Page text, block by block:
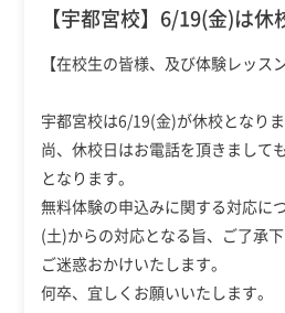
【宇都宮校】6/19(金)は休
【在校生の皆様、及び体験レッス
宇都宮校は6/19(金)が休校となりま
尚、休校日はお電話を頂きまして
となります。
無料体験の申込みに関する対応に
(土)からの対応となる旨、ご了承下
ご迷惑おかけいたします。
何卒、宜しくお願いいたします。